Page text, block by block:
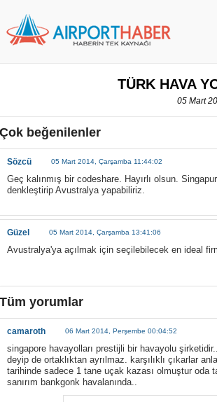
TÜRK HAVA
05 Mart
Çok beğenilenler
Sözcü 05 Mart 2014, Çarşamba 11:44:02
Geç kalınmış bir codeshare. Hayırlı olsun.
denkleştirip Avustralya yapabiliriz.
Güzel 05 Mart 2014, Çarşamba 13:41:06
Avustralya'ya açılmak için seçilebilecek en ideal
Tüm yorumlar
camaroth 06 Mart 2014, Perşembe 00:04:52
singapore havayolları prestijli bir havayolu
deyip de ortaklıktan ayrılmaz. karşılıklı çıkarlar
tarihinde sadece 1 tane uçak kazası olmuştur oda
sanırım bankgonk havalanında..